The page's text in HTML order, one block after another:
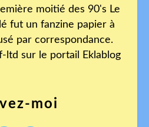
moitié des 90's Le
fut un fanzine papier à
par correspondance.
ltd sur le portail Eklablog
moi